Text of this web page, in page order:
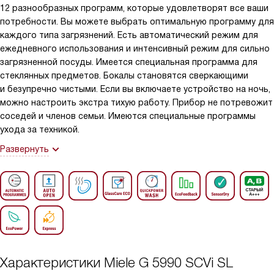
12 разнообразных программ, которые удовлетворят все ваши
потребности. Вы можете выбрать оптимальную программу для
каждого типа загрязнений. Есть автоматический режим для
ежедневного использования и интенсивный режим для сильно
загрязненной посуды. Имеется специальная программа для
стеклянных предметов. Бокалы становятся сверкающими
и безупречно чистыми. Если вы включаете устройство на ночь,
можно настроить экстра тихую работу. Прибор не потревожит
соседей и членов семьи. Имеются специальные программы
ухода за техникой.
Развернуть
Характеристики Miele G 5990 SCVi SL